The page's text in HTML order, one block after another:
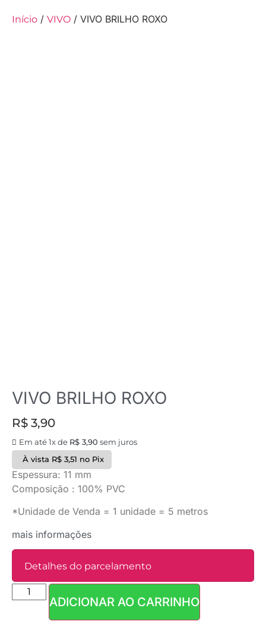
Início / VIVO / VIVO BRILHO ROXO
VIVO BRILHO ROXO
R$ 3,90
Em até 1x de R$ 3,90 sem juros
À vista R$3,51 no Pix
Espessura: 11 mm
Composição : 100% PVC
*Unidade de Venda = 1 unidade = 5 metros
mais informações
Detalhes do parcelamento
Parcelas:ADICIONAR AO CARRINHO